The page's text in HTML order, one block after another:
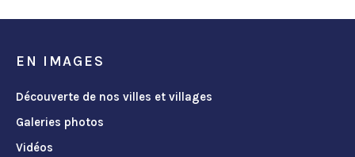
EN IMAGES
Découverte de nos villes et villages
Galeries photos
Vidéos